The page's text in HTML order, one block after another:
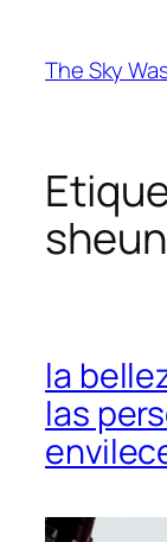
contenido
The Sky
la
las